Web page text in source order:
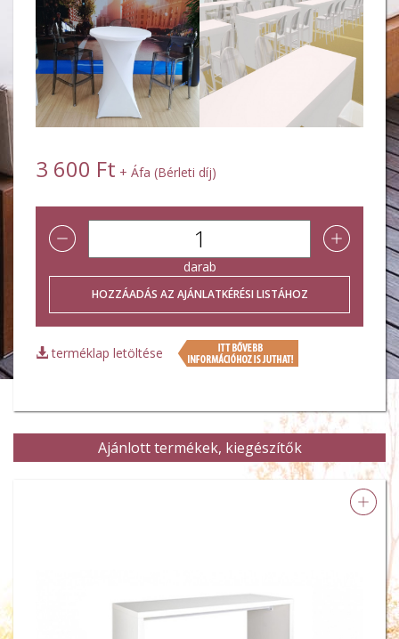
3 600 Ft + Áfa (Bérleti díj)
darab
terméklap letöltése
Ajánlott termékek, kiegészítők